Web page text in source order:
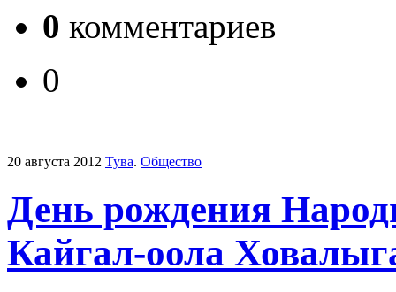
0 комментариев
0
20 августа 2012 Тува. Общество
День рождения
Кайгал-оола